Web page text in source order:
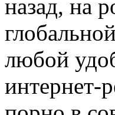
назад, на
любой
интернет-